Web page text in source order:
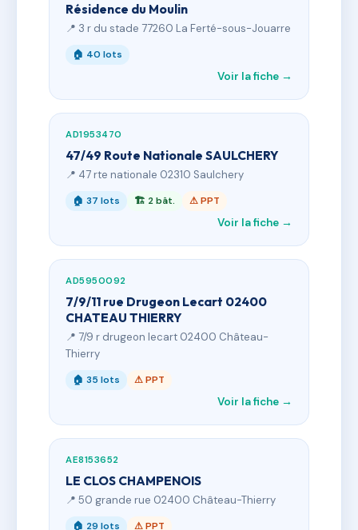
Résidence du Moulin
📍 3 r du stade 77260 La Ferté-sous-Jouarre
🏠 40 lots
Voir la fiche →
AD1953470
47/49 Route Nationale SAULCHERY
📍 47 rte nationale 02310 Saulchery
🏠 37 lots 🏗 2 bât. ⚠ PPT
Voir la fiche →
AD5950092
7/9/11 rue Drugeon Lecart 02400
CHATEAU THIERRY
📍 7/9 r drugeon lecart 02400 Château-
Thierry
🏠 35 lots ⚠ PPT
Voir la fiche →
AE8153652
LE CLOS CHAMPENOIS
📍 50 grande rue 02400 Château-Thierry
🏠 29 lots ⚠ PPT